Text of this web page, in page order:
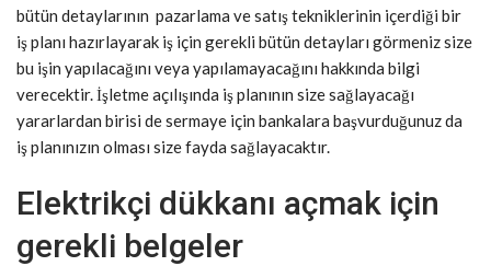
bütün detaylarının pazarlama ve satış tekniklerinin içerdiği bir
iş planı hazırlayarak iş için gerekli bütün detayları görmeniz size
bu işin yapılacağını veya yapılamayacağını hakkında bilgi
verecektir. İşletme açılışında iş planının size sağlayacağı
yararlardan birisi de sermaye için bankalara başvurduğunuz da
iş planınızın olması size fayda sağlayacaktır.
Elektrikçi dükkanı açmak için
gerekli belgeler